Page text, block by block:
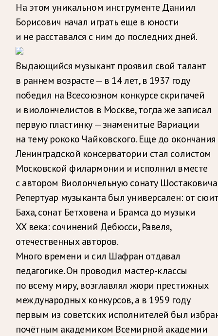
На этом уникальном инструменте Даниил
Борисович начал играть еще в юности
и не расставался с ним до последних дней.
Выдающийся музыкант проявил свой талант
в раннем возрасте — в 14 лет, в 1937 году
победил на Всесоюзном конкурсе скрипачей
и виолончелистов в Москве, тогда же записал
первую пластинку — знаменитые Вариации
на тему рококо Чайковского. Еще до окончания
Ленинградской консерватории стал солистом
Московской филармонии и исполнил вместе
с автором Виолончельную сонату
Репертуар музыканта был универсален: от
Баха, сонат Бетховена и Брамса до музыки
ХХ века: сочинений Дебюсси, Равеля,
отечественных авторов.
Много времени и сил Шафран отдавал
педагогике. Он проводил мастер-классы
по всему миру, возглавлял жюри престижных
международных конкурсов, а в 1959 году
первым из советских исполнителей был
почётным академиком Всемирной академии